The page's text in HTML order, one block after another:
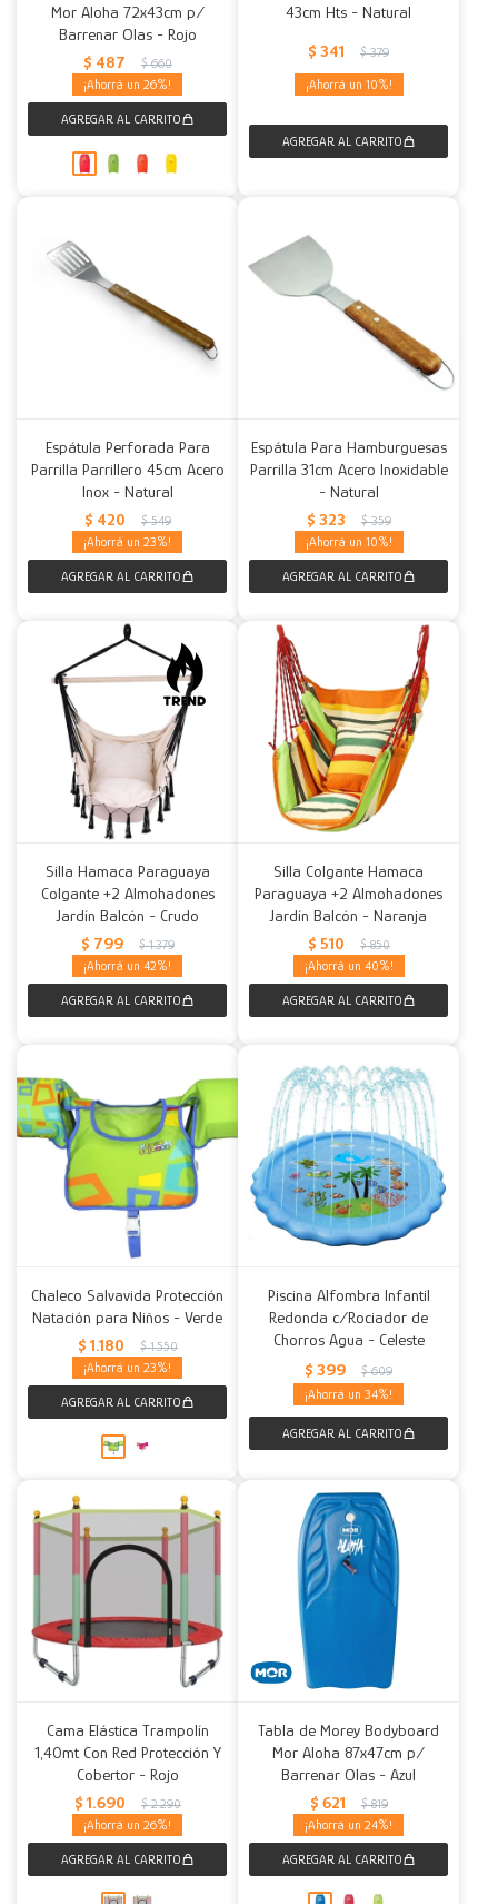
Mor Aloha 72x43cm p/
Barrenar Olas - Rojo
$ 487 $ 660
26
43cm Hts - Natural
$ 341 $ 379
10
Espátula Perforada Para
Parrilla Parrillero 45cm Acero
Inox - Natural
$ 420 $ 549
23
Espátula Para Hamburguesas
Parrilla 31cm Acero Inoxidable
- Natural
$ 323 $ 359
10
Silla Hamaca Paraguaya
Colgante +2 Almohadones
Jardín Balcón - Crudo
$ 799 $ 1.379
42
Silla Colgante Hamaca
Paraguaya +2 Almohadones
Jardín Balcón - Naranja
$ 510 $ 850
40
Chaleco Salvavida Protección
Natación para Niños - Verde
$ 1.180 $ 1.550
23
Piscina Alfombra Infantil
Redonda c/Rociador de
Chorros Agua - Celeste
$ 399 $ 609
34
Cama Elástica Trampolín
1,40mt Con Red Protección Y
Cobertor - Rojo
$ 1.690 $ 2.290
26
Tabla de Morey Bodyboard
Mor Aloha 87x47cm p/
Barrenar Olas - Azul
$ 621 $ 819
24